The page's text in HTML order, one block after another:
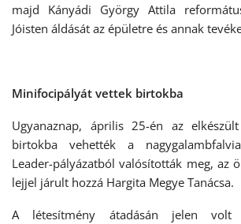
majd Kányádi György Attila
Jóisten áldását az épületre és annak
Minifocipályát vettek birtokba
Ugyanaznap, április 25-én az
birtokba vehették a
Leader-pályázatból valósították meg, az
lejjel járult hozzá Hargita Megye Tanácsa.
A létesítmény átadásán jelen volt